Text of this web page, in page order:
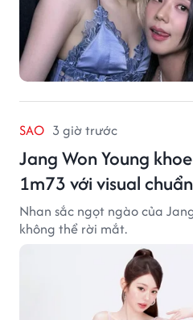
SAO 3 giờ trước
Jang Won Young
1m73 với visual
Nhan sắc ngọt ngào của
không thể rời mắt.